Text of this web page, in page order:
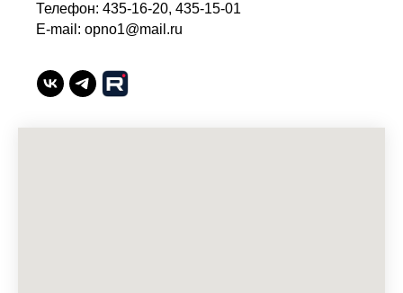
Телефон: 435-16-20, 435-15-01
E-mail: opno1@mail.ru